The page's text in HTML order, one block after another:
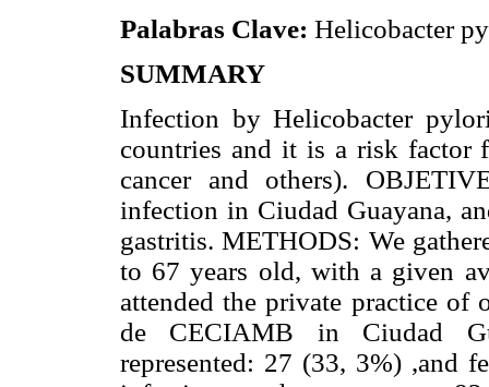
Palabras Clave: Helicobacter
SUMMARY
Infection by Helicobacter
countries and it is a risk factor
cancer and others).
infection in Ciudad Guayana,
gastritis. METHODS: We
to 67 years old, with a given
attended the private practice of
de CECIAMB in Ciudad
represented: 27 (33, 3%) ,and